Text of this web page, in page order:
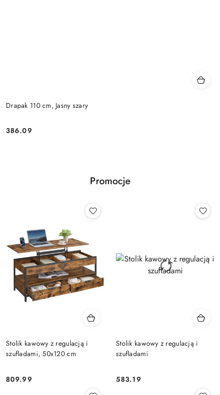
Drapak 110 cm, Jasny szary
Cena:
386.09
Promocje
Stolik kawowy z regulacją i
szufladami, 50x120 cm
Cena:
809.99
Stolik kawowy z regulacją i
szufladami
Cena:
583.19